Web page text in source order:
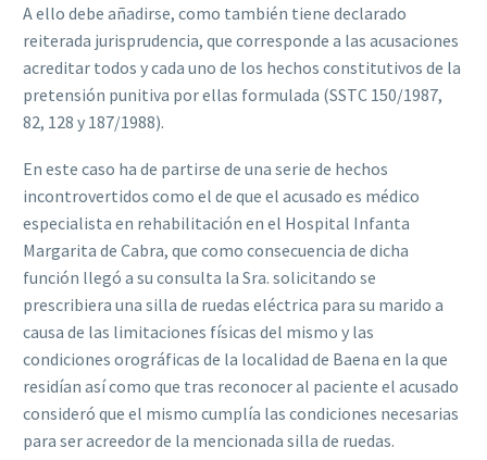
A ello debe añadirse, como también tiene declarado
reiterada jurisprudencia, que corresponde a las acusaciones
acreditar todos y cada uno de los hechos constitutivos de la
pretensión punitiva por ellas formulada (SSTC 150/1987,
82, 128 y 187/1988).
En este caso ha de partirse de una serie de hechos
incontrovertidos como el de que el acusado es médico
especialista en rehabilitación en el Hospital Infanta
Margarita de Cabra, que como consecuencia de dicha
función llegó a su consulta la Sra. solicitando se
prescribiera una silla de ruedas eléctrica para su marido a
causa de las limitaciones físicas del mismo y las
condiciones orográficas de la localidad de Baena en la que
residían así como que tras reconocer al paciente el acusado
consideró que el mismo cumplía las condiciones necesarias
para ser acreedor de la mencionada silla de ruedas.